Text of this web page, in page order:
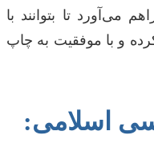
می‌آورد تا بتوانند با
و با موفقیت به چاپ
اسلامی: